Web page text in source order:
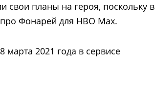
свои планы на героя, поскольку в
Фонарей для HBO Max.
марта 2021 года в сервисе